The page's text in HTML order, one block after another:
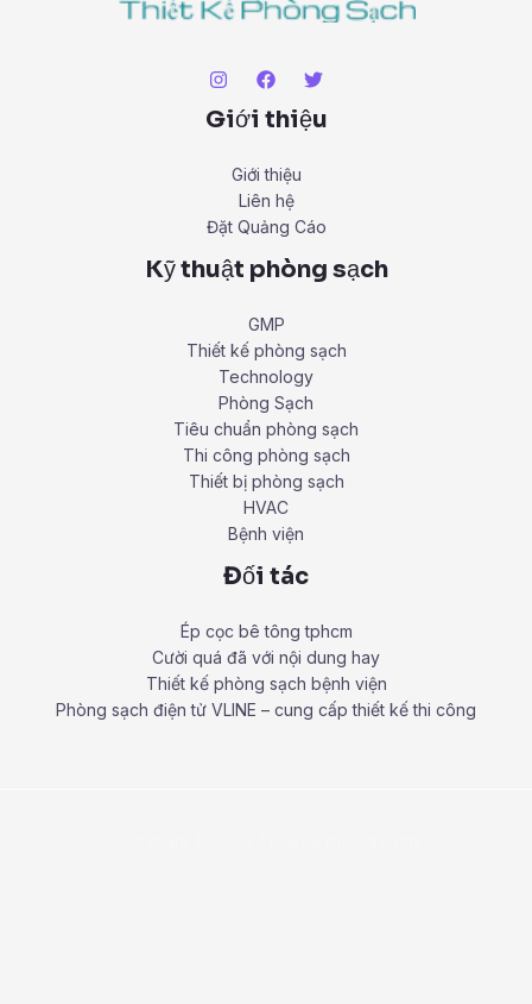
Giới thiệu
Giới thiệu
Liên hệ
Đặt Quảng Cáo
Kỹ thuật phòng sạch
GMP
Thiết kế phòng sạch
Technology
Phòng Sạch
Tiêu chuẩn phòng sạch
Thi công phòng sạch
Thiết bị phòng sạch
HVAC
Bệnh viện
Đối tác
Ép cọc bê tông tphcm
Cười quá đã với nội dung hay
Thiết kế phòng sạch bệnh viện
Phòng sạch điện tử VLINE – cung cấp thiết kế thi công